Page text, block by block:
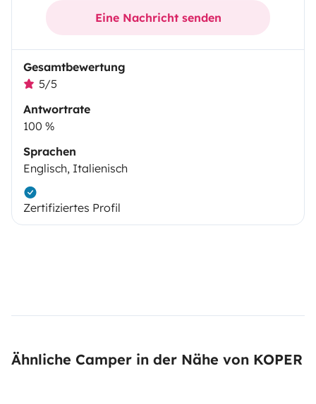
Eine Nachricht senden
Gesamtbewertung
5/5
Antwortrate
100 %
Sprachen
Englisch, Italienisch
Zertifiziertes Profil
Ähnliche Camper in der Nähe von KOPER